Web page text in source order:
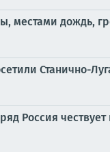
местами дождь,
Станично-
Россия